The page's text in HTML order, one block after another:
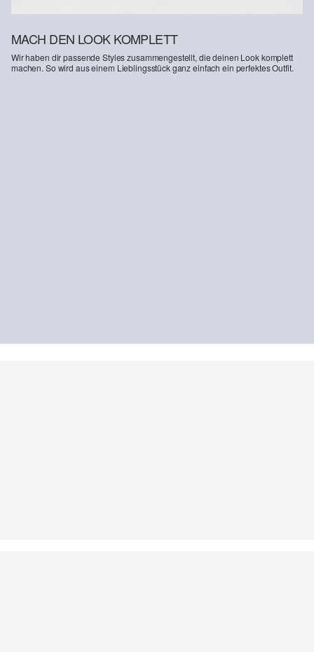
MACH DEN LOOK KOMPLETT
Wir haben dir passende Styles zusammengestellt, die deinen Look komplett
machen. So wird aus einem Lieblingsstück ganz einfach ein perfektes Outfit.